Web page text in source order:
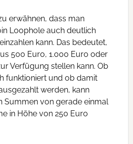
erwähnen, dass man
Loophole auch deutlich
kann. Das bedeutet,
500 Euro, 1.000 Euro oder
Verfügung stellen kann. Ob
funktioniert und ob damit
werden, kann
Summen von gerade einmal
in Höhe von 250 Euro